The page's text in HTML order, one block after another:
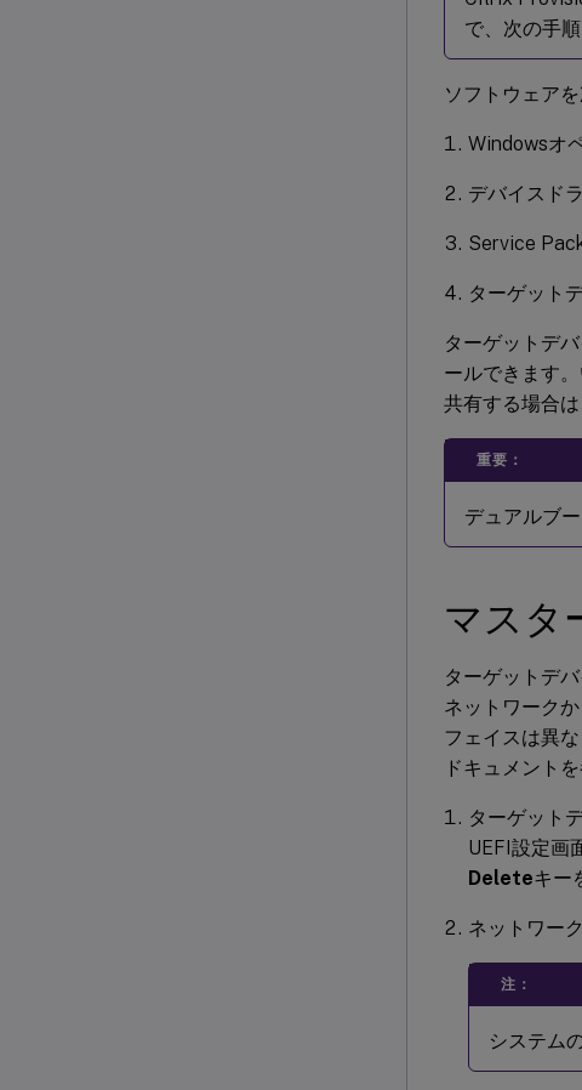
で、次の手
ソフトウェア
Windowsオ
デバイスド
Service
ターゲット
ターゲットデ
ールできます
共有する場合
重要：
デュアルブ
マスタ
ターゲットデ
ネットワーク
フェイスは異
ドキュメント
ターゲット
UEFI設定画
Deleteキー
ネットワー
注：
システム